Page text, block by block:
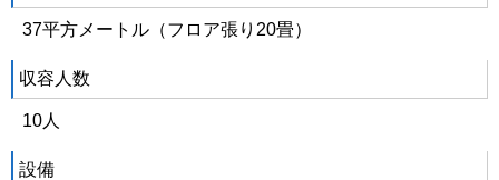
37平方メートル（フロア張り20畳）
収容人数
10人
設備